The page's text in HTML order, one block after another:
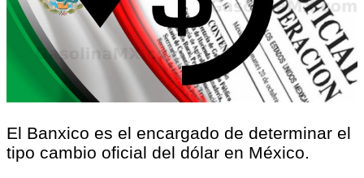
El Banxico es el encargado de determinar el
tipo cambio oficial del dólar en México.